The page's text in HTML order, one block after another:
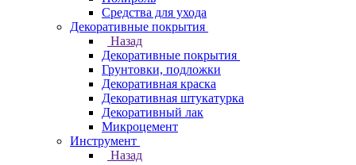
Средства для ухода
Декоративные покрытия
Назад
Декоративные покрытия
Грунтовки, подложки
Декоративная краска
Декоративная штукатурка
Декоративный лак
Микроцемент
Инструмент
Назад